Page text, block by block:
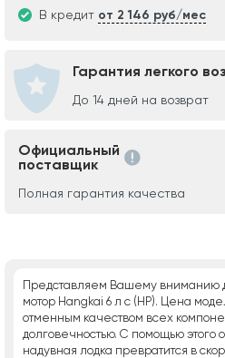
В кредит от 2 146 руб/мес
Гарантия легкого
До 14 дней на возврат
Официальный
поставщик
Полная гарантия качества
Представляем Вашему вниманию
мотор Hangkai 6 л с (HP). Цена
отменным качеством всех
долговечностью. С помощью этого
надувная лодка превратится в